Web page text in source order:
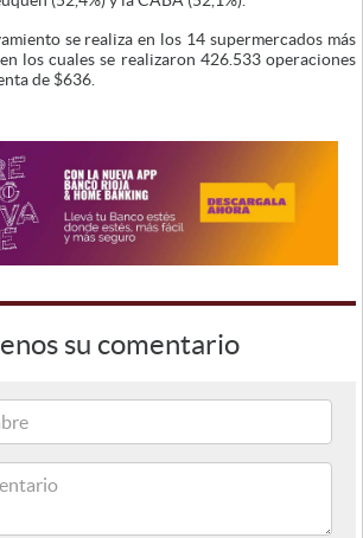
se realiza en los 14 supermercados más
los cuales se realizaron 426.533 operaciones
de $636.
su comentario